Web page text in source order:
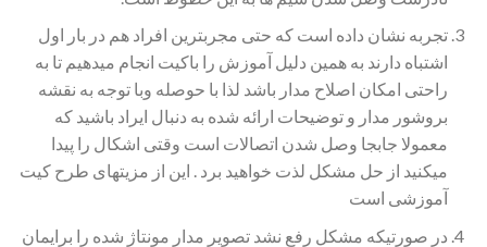
تجربه نشان داده است که حتی مجربترین افراد هم در بار اول
اشتباه دارند به همین دلیل آموزش را باکیت انجام میدهیم تا به
راحتی امکان اصلاح مدار باشد لذا با حوصله وبا توجه به نقشه
بروشور مدار و توضیحات ارائه شده به دنبال ایراد باشید که
معمولا جابجا وصل شدن اتصالات است وقتی اشکال را پیدا
میکنید از حل مشکل لذت خواهید برد . این از مزیتهای طرح کیت
آموزشی است
در صورتیکه مشکل رفع نشد تصویر مدار مونتاژ شده را برایمان